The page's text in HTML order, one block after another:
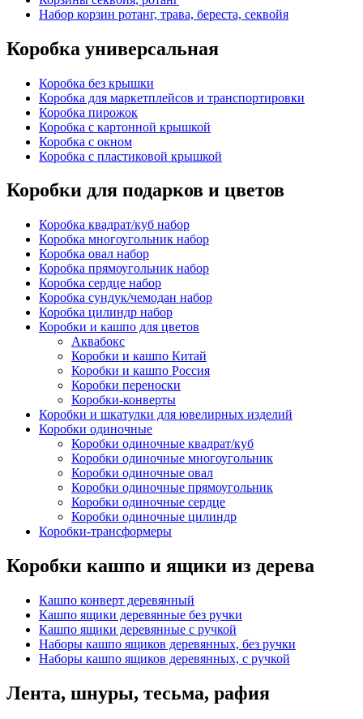
Набор корзин ротанг, трава, береста, секвойя
Коробка универсальная
Коробка без крышки
Коробка для маркетплейсов и транспортировки
Коробка пирожок
Коробка с картонной крышкой
Коробка с окном
Коробка с пластиковой крышкой
Коробки для подарков и цветов
Коробка квадрат/куб набор
Коробка многоугольник набор
Коробка овал набор
Коробка прямоугольник набор
Коробка сердце набор
Коробка сундук/чемодан набор
Коробка цилиндр набор
Коробки и кашпо для цветов
Аквабокс
Коробки и кашпо Китай
Коробки и кашпо Россия
Коробки переноски
Коробки-конверты
Коробки и шкатулки для ювелирных изделий
Коробки одиночные
Коробки одиночные квадрат/куб
Коробки одиночные многоугольник
Коробки одиночные овал
Коробки одиночные прямоугольник
Коробки одиночные сердце
Коробки одиночные цилиндр
Коробки-трансформеры
Коробки кашпо и ящики из дерева
Кашпо конверт деревянный
Кашпо ящики деревянные без ручки
Кашпо ящики деревянные с ручкой
Наборы кашпо ящиков деревянных, без ручки
Наборы кашпо ящиков деревянных, с ручкой
Лента, шнуры, тесьма, рафия